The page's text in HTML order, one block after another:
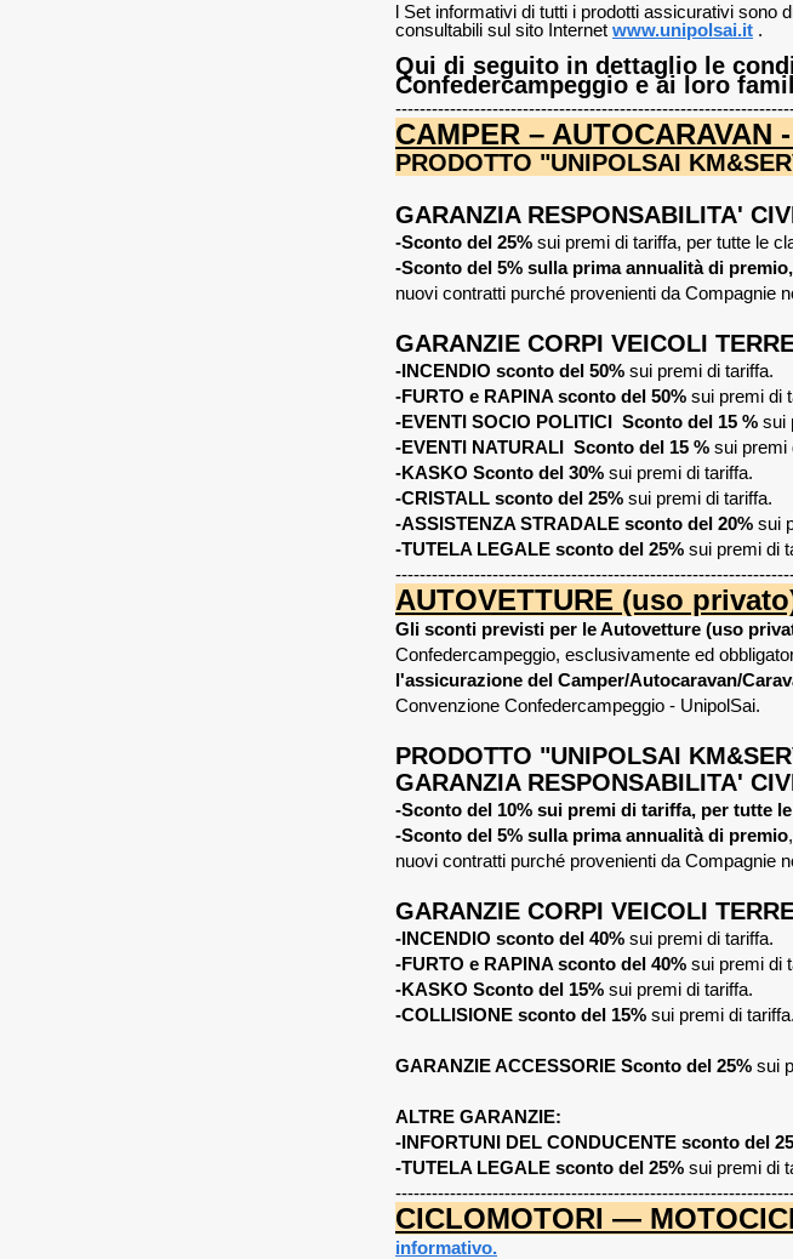
l Set informativi di tutti i prodotti assicurativi sono
consultabili sul sito Internet www.unipolsai.it .
Qui di seguito in dettaglio le
Confedercampeggio e ai loro
CAMPER –
PRODOTTO "UNIPOLSAI
GARANZIA RESPONSABILITA'
-Sconto del 25% sui premi di tariffa, per tutte le
-Sconto del 5% sulla prima annualità di premio,
nuovi contratti purché provenienti da Compagnie
GARANZIE CORPI VEICOLI
-INCENDIO sconto del 50% sui premi di tariffa.
-FURTO e RAPINA sconto del 50% sui premi di
-EVENTI SOCIO POLITICI Sconto del 15 % sui
-EVENTI NATURALI Sconto del 15 % sui premi
-KASKO Sconto del 30% sui premi di tariffa.
-CRISTALL sconto del 25% sui premi di tariffa.
-ASSISTENZA STRADALE sconto del 20% sui
-TUTELA LEGALE sconto del 25% sui premi di
AUTOVETTURE (uso
Gli sconti previsti per le Autovetture (uso
Confedercampeggio, esclusivamente ed
l'assicurazione del Camper/Autocaravan/
Convenzione Confedercampeggio - UnipolSai.
PRODOTTO "UNIPOLSAI
GARANZIA RESPONSABILITA'
-Sconto del 10% sui premi di tariffa, per tutte
-Sconto del 5% sulla prima annualità di premio
nuovi contratti purché provenienti da Compagnie
GARANZIE CORPI VEICOLI
-INCENDIO sconto del 40% sui premi di tariffa.
-FURTO e RAPINA sconto del 40% sui premi di
-KASKO Sconto del 15% sui premi di tariffa.
-COLLISIONE sconto del 15% sui premi di tariffa.
GARANZIE ACCESSORIE Sconto del 25% sui
ALTRE GARANZIE:
-INFORTUNI DEL CONDUCENTE sconto del
-TUTELA LEGALE sconto del 25% sui premi di
CICLOMOTORI —
informativo.